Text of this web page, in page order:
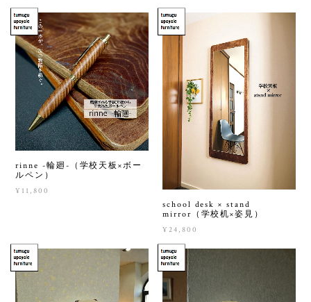
rinne -輪廻-（学校天板×ボー
ルペン）
¥11,800
school desk × stand
mirror（学校机×姿見）
¥24,800